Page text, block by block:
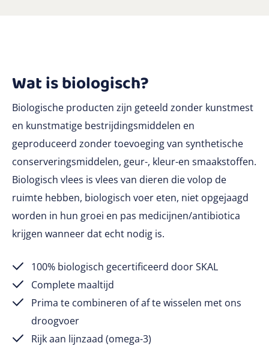
Wat is biologisch?
Biologische producten zijn geteeld zonder kunstmest
en kunstmatige bestrijdingsmiddelen en
geproduceerd zonder toevoeging van synthetische
conserveringsmiddelen, geur-, kleur-en smaakstoffen.
Biologisch vlees is vlees van dieren die volop de
ruimte hebben, biologisch voer eten, niet opgejaagd
worden in hun groei en pas medicijnen/antibiotica
krijgen wanneer dat echt nodig is.
100% biologisch gecertificeerd door SKAL
Complete maaltijd
Prima te combineren of af te wisselen met ons
droogvoer
Rijk aan lijnzaad (omega-3)